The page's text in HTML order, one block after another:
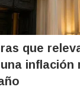
que
inflación